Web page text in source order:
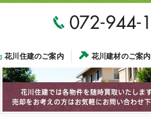
花川住建のご案内 花川建材のご案内